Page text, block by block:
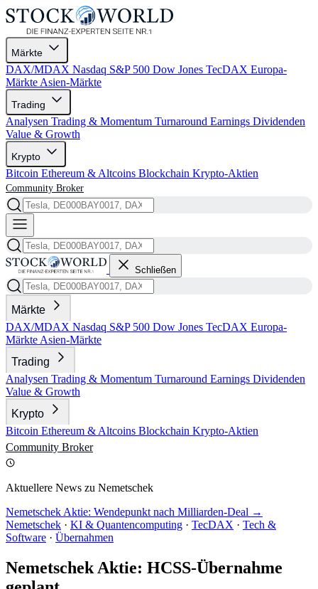
Märkte
DAX/MDAX Nasdaq S&P 500 Dow Jones TecDAX Europa-
Märkte Asien-Märkte
Trading
Analysen Trading & Momentum Turnaround Earnings Dividenden
Value & Growth
Krypto
Bitcoin Ethereum & Altcoins Blockchain Krypto-Aktien
Community Broker
Schließen
Märkte
DAX/MDAX Nasdaq S&P 500 Dow Jones TecDAX Europa-
Märkte Asien-Märkte
Trading
Analysen Trading & Momentum Turnaround Earnings Dividenden
Value & Growth
Krypto
Bitcoin Ethereum & Altcoins Blockchain Krypto-Aktien
Community Broker
Aktuellere News zu Nemetschek
Nemetschek Aktie: Wendepunkt nach Milliarden-Deal →
Nemetschek · KI & Quantencomputing · TecDAX · Tech &
Software · Übernahmen
Nemetschek Aktie: HCSS-Übernahme